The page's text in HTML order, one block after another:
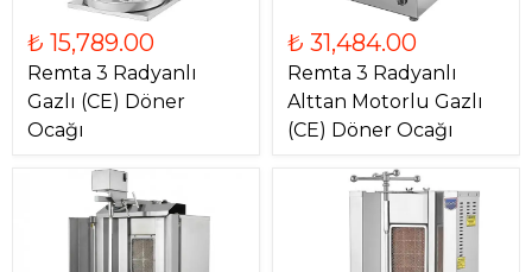
₺ 15,789.00
Remta 3 Radyanlı
Gazlı (CE) Döner
Ocağı
₺ 31,484.00
Remta 3 Radyanlı
Alttan Motorlu Gazlı
(CE) Döner Ocağı